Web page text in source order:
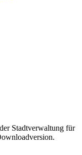
Stadtverwaltung für